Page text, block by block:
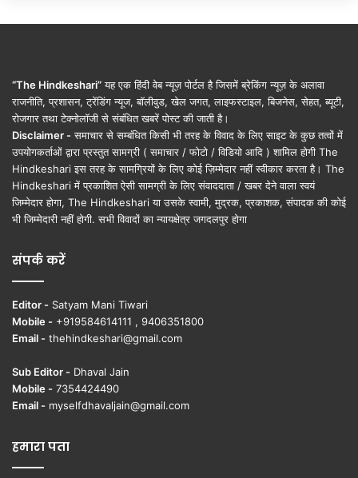
“The Hindkeshari”यह एक हिंदी वेब न्यूज़ पोर्टल है जिसमें ब्रेकिंग न्यूज़ के अलावा
राजनीति, प्रशासन, ट्रेंडिंग न्यूज, बॉलीवुड, खेल जगत, लाइफस्टाइल, बिजनेस, सेहत, ब्यूटी,
रोजगार तथा टेक्नोलॉजी से संबंधित खबरें पोस्ट की जाती है।
Disclaimer - समाचार से सम्बंधित किसी भी तरह के विवाद के लिए साइट के कुछ तत्वों में
उपयोगकर्ताओं द्वारा प्रस्तुत सामग्री ( समाचार / फोटो / विडियो आदि ) शामिल होगी The
Hindkeshari इस तरह के सामग्रियों के लिए कोई ज़िम्मेदार नहीं स्वीकार करता है। The
Hindkeshari में प्रकाशित ऐसी सामग्री के लिए संवाददाता / खबर देने वाला स्वयं
जिम्मेदार होगा, The Hindkeshari या उसके स्वामी, मुद्रक, प्रकाशक, संपादक की कोई
भी जिम्मेदारी नहीं होगी. सभी विवादों का न्यायक्षेत्र जगदलपुर होगा
संपर्क करें
Editor - Satyam Mani Tiwari
Mobile - +919584614111 , 9406351800
Email - thehindkeshari@gmail.com
Sub Editor - Dhaval Jain
Mobile - 7354424490
Email - myselfdhavaljain@gmail.com
हमारा पता